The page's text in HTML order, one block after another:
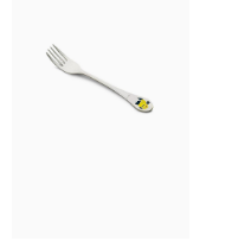
воздействия
пятнами.Кроме того,
поверхности
притягивают к себе